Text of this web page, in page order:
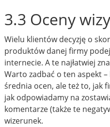
3.3 Oceny
Wielu klientów decyzję o
produktów danej firmy
internecie. A te najłatwiej
Warto zadbać o ten aspekt
średnia ocen, ale też to, jak
jak odpowiadamy na
komentarze (także te
wizerunek.